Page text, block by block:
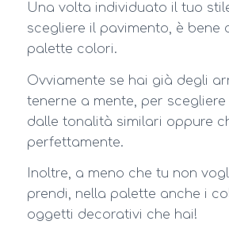
Una volta individuato il tuo
scegliere il pavimento, è bene
palette colori.
Ovviamente se hai già degli
tenerne a mente, per
dalle tonalità similari oppure
perfettamente.
Inoltre, a meno che tu non
prendi, nella palette anche i
oggetti decorativi che hai!